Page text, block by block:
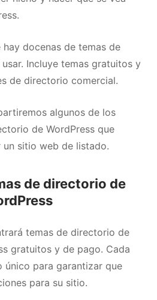
docenas de temas de
Incluye temas gratuitos y
de directorio comercial.
algunos de los
de WordPress que
un sitio web de listado.
de directorio de
temas de directorio de
gratuitos y de pago. Cada
único para garantizar que
para su sitio.